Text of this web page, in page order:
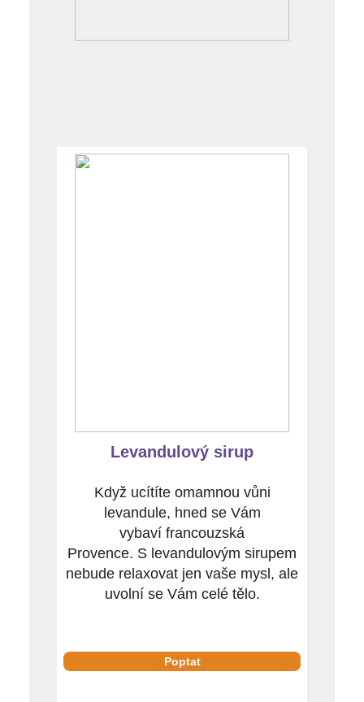
Levandulový sirup
Když ucítíte omamnou vůni
levandule, hned se Vám
vybaví francouzská
Provence. S levandulovým sirupem
nebude relaxovat jen vaše mysl, ale
uvolní se Vám celé tělo.
Poptat